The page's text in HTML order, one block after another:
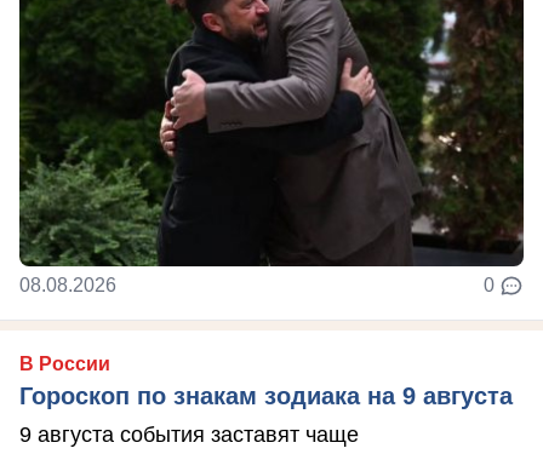
08.08.2026 0
В России
Гороскоп по знакам зодиака на 9 августа
9 августа события заставят чаще